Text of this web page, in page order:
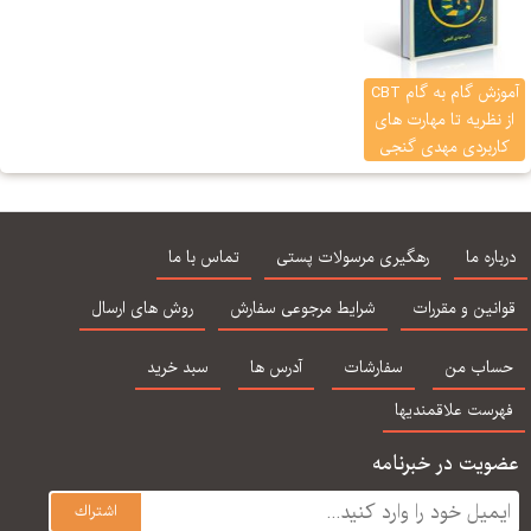
آموزش گام به گام CBT
تا مهارت های
مهدی گنجی
ما رهگیری مرسولات پستی
تماس با ما
و مقررات
شرایط مرجوعی سفارش روش های ارسال
من سفارشات آدرس ها
سبد خرید
علاقمندیها
در خبرنامه